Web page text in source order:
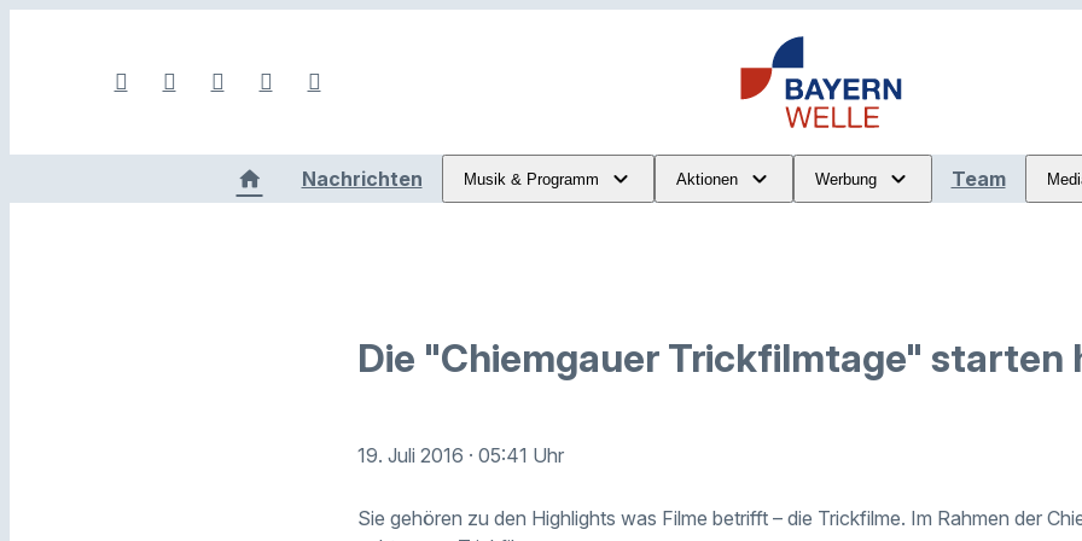
Nachrichten Musik & Programm Aktionen Werbung Team
Die "Chiemgauer Trickfilmtage" starten
19. Juli 2016 · 05:41 Uhr
Sie gehören zu den Highlights was Filme betrifft – die Trickfilme. Im Rahmen der